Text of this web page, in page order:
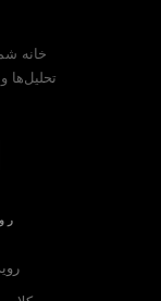
تحلیل‌ها